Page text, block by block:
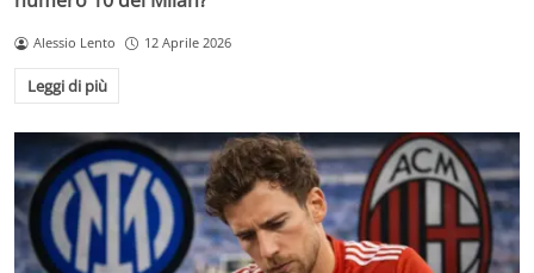
Alessio Lento 12 Aprile 2026
Leggi di più